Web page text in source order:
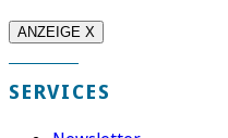
ANZEIGE X
SERVICES